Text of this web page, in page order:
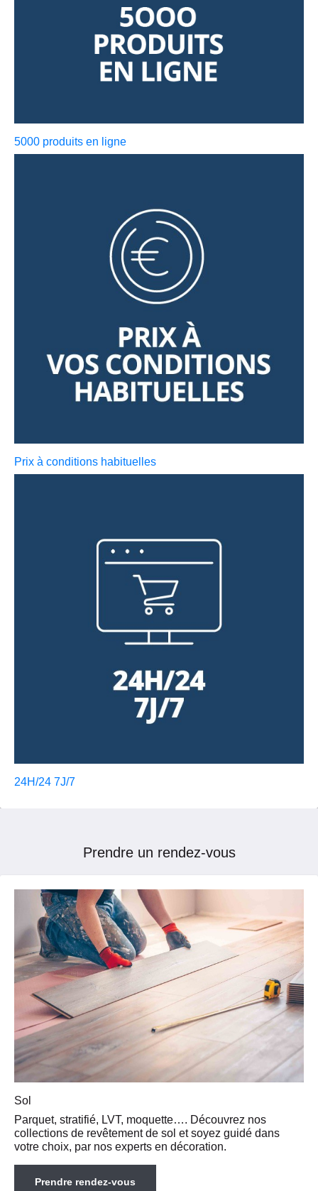
5000 produits en ligne
Prix à conditions habituelles
24H/24 7J/7
Prendre un rendez-vous
Sol
Parquet, stratifié, LVT, moquette…. Découvrez nos
collections de revêtement de sol et soyez guidé dans
votre choix, par nos experts en décoration.
Prendre rendez-vous